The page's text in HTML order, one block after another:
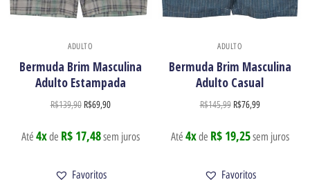
ADULTO
Bermuda Brim Masculina
Adulto Estampada
R$139,90 R$69,90
Até 4xde R$ 17,48sem juros
Favoritos
ADULTO
Bermuda Brim Masculina
Adulto Casual
R$145,99 R$76,99
Até 4xde R$ 19,25sem juros
Favoritos